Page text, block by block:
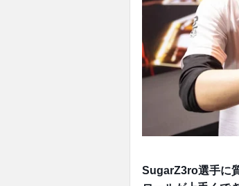
SugarZ3ro選手に